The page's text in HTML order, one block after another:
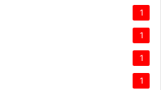
1
1
1
1